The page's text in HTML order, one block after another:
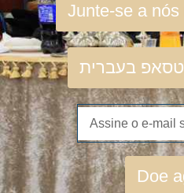
Junte-se a
בעברית
Doe